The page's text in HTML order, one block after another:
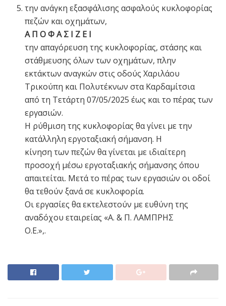
την ανάγκη εξασφάλισης ασφαλούς κυκλοφορίας
πεζών και οχημάτων,
Α Π Ο Φ Α Σ Ι Ζ Ε Ι
την απαγόρευση της κυκλοφορίας, στάσης και
στάθμευσης όλων των οχημάτων, πλην
εκτάκτων αναγκών στις οδούς Χαριλάου
Τρικούπη και Πολυτέκνων στα Καρδαμίτσια
από τη Τετάρτη 07/05/2025 έως και το πέρας των
εργασιών.
Η ρύθμιση της κυκλοφορίας θα γίνει με την
κατάλληλη εργοταξιακή σήμανση. Η
κίνηση των πεζών θα γίνεται με ιδιαίτερη
προσοχή μέσω εργοταξιακής σήμανσης όπου
απαιτείται. Μετά το πέρας των εργασιών οι οδοί
θα τεθούν ξανά σε κυκλοφορία.
Οι εργασίες θα εκτελεστούν με ευθύνη της
αναδόχου εταιρείας «Α. & Π. ΛΑΜΠΡΗΣ
Ο.Ε.»,.